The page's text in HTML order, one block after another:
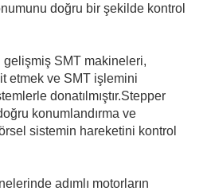
doğru bir şekilde kontrol
gelişmiş SMT makineleri,
etmek ve SMT işlemini
donatılmıştır.Stepper
konumlandırma ve
sistemin hareketini kontrol
adımlı motorların